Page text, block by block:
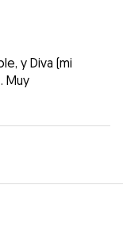
y Diva (mi
Muy